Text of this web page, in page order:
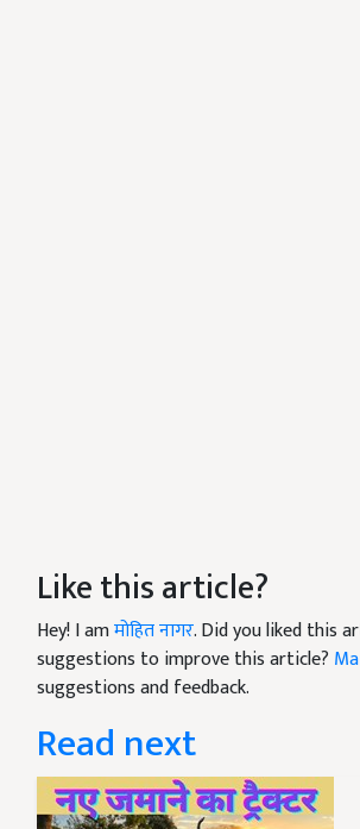
Like this article?
Hey! I amमोहित नागर. Did you liked this
suggestions to improve this article?
suggestions and feedback.
Read next